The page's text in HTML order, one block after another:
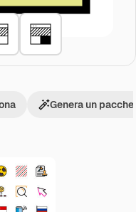
Genera un